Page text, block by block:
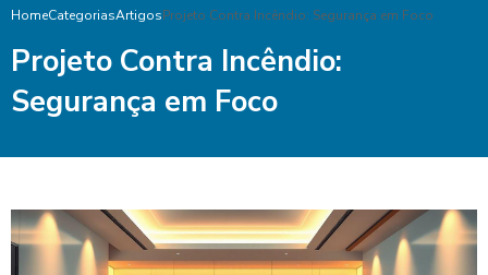
HomeCategoriasArtigosProjeto Contra Incêndio: Segurança em Foco
Projeto Contra Incêndio:
Segurança em Foco